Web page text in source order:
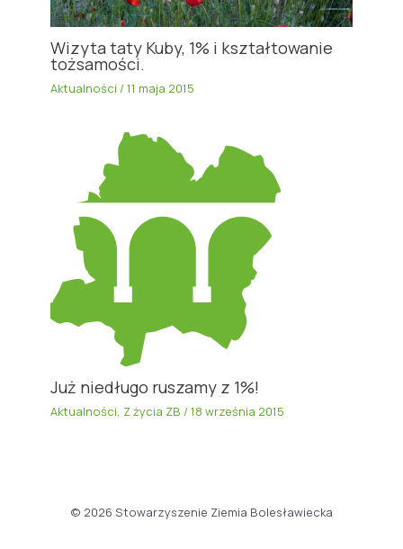
Wizyta taty Kuby, 1% i kształtowanie
tożsamości.
Aktualności /11 maja 2015
Już niedługo ruszamy z 1%!
Aktualności, Z życia ZB /18 września 2015
© 2026 Stowarzyszenie Ziemia Bolesławiecka